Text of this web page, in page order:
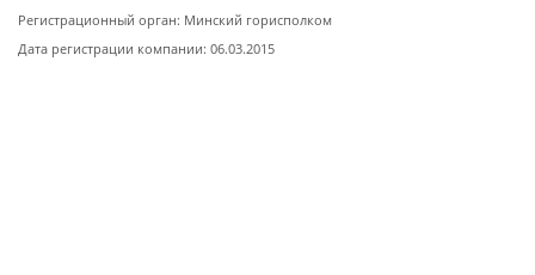
Регистрационный орган: Минский горисполком
Дата регистрации компании: 06.03.2015